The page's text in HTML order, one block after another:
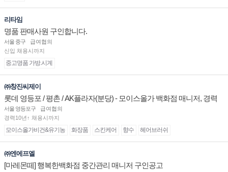
리타임
명품 판매사원 구인합니다.
서울 중구
급여협의
신입 채용시까지
중고명품 가방.시계
㈜창진씨제이
롯데 영등포 / 평촌 / AK플라자(분당) - 모이스올가 백화점 매니저, 경력
및 신입 판매직 채용
서울 영등포구
급여협의
경력10년↑ 채용시까지
모이스올가비건&유기농 화장품 스킨케어 향수 헤어브러쉬
㈜엔에프엘
[마레몬떼] 행복한백화점 중간관리 매니저 구인공고